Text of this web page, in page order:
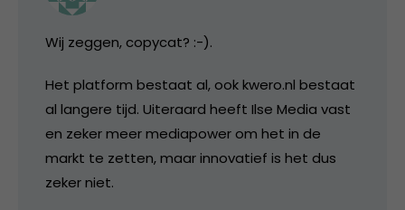
Wij zeggen, copycat? :-).
Het platform bestaat al, ook kwero.nl bestaat
al langere tijd. Uiteraard heeft Ilse Media vast
en zeker meer mediapower om het in de
markt te zetten, maar innovatief is het dus
zeker niet.